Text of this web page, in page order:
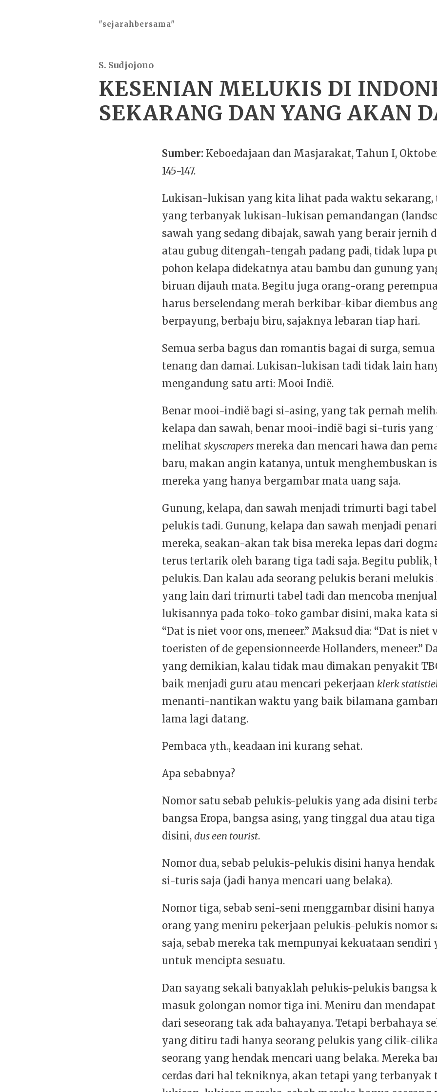
"sejarahbersama"
S. Sudjojono
KESENIAN MELUKIS DI
SEKARANG DAN YANG AKAN
Sumber: Keboedajaan dan Masjarakat, Tahun I,
145-147.
Lukisan-lukisan yang kita lihat pada waktu
yang terbanyak lukisan-lukisan pemandangan
sawah yang sedang dibajak, sawah yang berair jernih
atau gubug ditengah-tengah padang padi, tidak lupa
pohon kelapa didekatnya atau bambu dan gunung
biruan dijauh mata. Begitu juga orang-orang
harus berselendang merah berkibar-kibar diembus
berpayung, berbaju biru, sajaknya lebaran tiap hari.
Semua serba bagus dan romantis bagai di surga,
tenang dan damai. Lukisan-lukisan tadi tidak lain
mengandung satu arti: Mooi Indië.
Benar mooi-indië bagi si-asing, yang tak pernah
kelapa dan sawah, benar mooi-indië bagi si-turis
melihat skyscrapers mereka dan mencari hawa dan
baru, makan angin katanya, untuk menghembuskan
mereka yang hanya bergambar mata uang saja.
Gunung, kelapa, dan sawah menjadi trimurti bagi
pelukis tadi. Gunung, kelapa dan sawah menjadi
mereka, seakan-akan tak bisa mereka lepas dari
terus tertarik oleh barang tiga tadi saja. Begitu publik,
pelukis. Dan kalau ada seorang pelukis berani
yang lain dari trimurti tabel tadi dan mencoba
lukisannya pada toko-toko gambar disini, maka kata
“Dat is niet voor ons, meneer.” Maksud dia: “Dat is niet
toeristen of de gepensionneerde Hollanders, meneer.”
yang demikian, kalau tidak mau dimakan penyakit
baik menjadi guru atau mencari pekerjaan klerk
menanti-nantikan waktu yang baik bilamana
lama lagi datang.
Pembaca yth., keadaan ini kurang sehat.
Apa sebabnya?
Nomor satu sebab pelukis-pelukis yang ada disini
bangsa Eropa, bangsa asing, yang tinggal dua atau
disini, dus een tourist.
Nomor dua, sebab pelukis-pelukis disini hanya
si-turis saja (jadi hanya mencari uang belaka).
Nomor tiga, sebab seni-seni menggambar disini
orang yang meniru pekerjaan pelukis-pelukis nomor
saja, sebab mereka tak mempunyai kekuataan sendiri
untuk mencipta sesuatu.
Dan sayang sekali banyaklah pelukis-pelukis bangsa
masuk golongan nomor tiga ini. Meniru dan
dari seseorang tak ada bahayanya. Tetapi berbahaya
yang ditiru tadi hanya seorang pelukis yang cilik-
seorang yang hendak mencari uang belaka. Mereka
cerdas dari hal tekniknya, akan tetapi yang terbanyak